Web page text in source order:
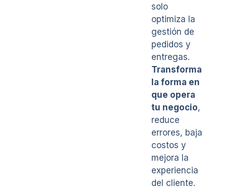
solo
optimiza la
gestión de
pedidos y
entregas.
Transforma
la forma en
que opera
tu negocio,
reduce
errores, baja
costos y
mejora la
experiencia
del cliente.